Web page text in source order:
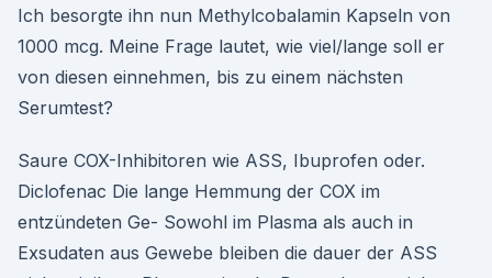
Ich besorgte ihn nun Methylcobalamin Kapseln von
1000 mcg. Meine Frage lautet, wie viel/lange soll er
von diesen einnehmen, bis zu einem nächsten
Serumtest?
Saure COX-Inhibitoren wie ASS, Ibuprofen oder.
Diclofenac Die lange Hemmung der COX im
entzündeten Ge- Sowohl im Plasma als auch in
Exsudaten aus Gewebe bleiben die dauer der ASS